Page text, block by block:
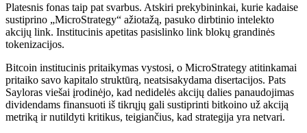
Platesnis fonas taip pat svarbus. Atskiri prekybininkai, kurie kadaise
sustiprino „MicroStrategy“ ažiotažą, pasuko dirbtinio intelekto
akcijų link. Institucinis apetitas pasislinko link blokų grandinės
tokenizacijos.
Bitcoin institucinis pritaikymas vystosi, o MicroStrategy atitinkamai
pritaiko savo kapitalo struktūrą, neatsisakydama disertacijos. Pats
Sayloras viešai įrodinėjo, kad nedidelės akcijų dalies panaudojimas
dividendams finansuoti iš tikrųjų gali sustiprinti bitkoino už akciją
metriką ir nutildyti kritikus, teigiančius, kad strategija yra netvari.